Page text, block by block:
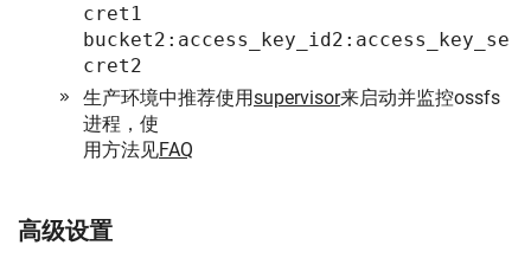
cret1
bucket2:access_key_id2:access_key_se
cret2
生产环境中推荐使用supervisor来启动并监控ossfs
进程，使
用方法见FAQ
高级设置